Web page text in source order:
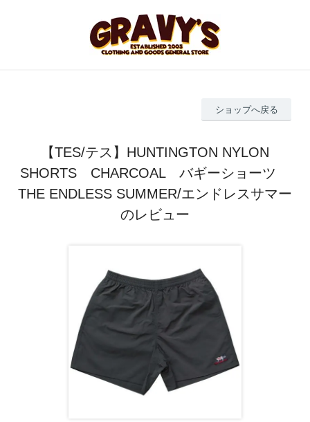
ショップへ戻る
【TES/テス】HUNTINGTON NYLON
SHORTS CHARCOAL バギーショーツ
THE ENDLESS SUMMER/エンドレスサマー
のレビュー